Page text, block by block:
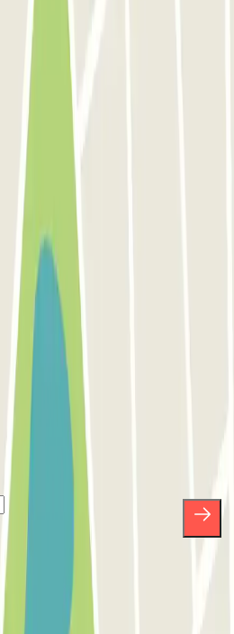
de Lyon Parking Gare Montparnasse
- Roissy Aeroport
La Réunion P4 Longue Durée
Parking Aéroport Beauvais
newsletter et
des concours et
notre politique de confidentialité
commerciales de Parclick. Sans
vous désinscrire quand vous le